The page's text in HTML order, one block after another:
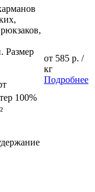
Размер
100%
от 585 р. /
кг
Подробнее